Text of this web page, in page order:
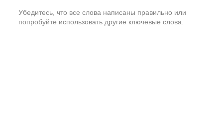
Убедитесь, что все слова написаны правильно или
попробуйте использовать другие ключевые слова.